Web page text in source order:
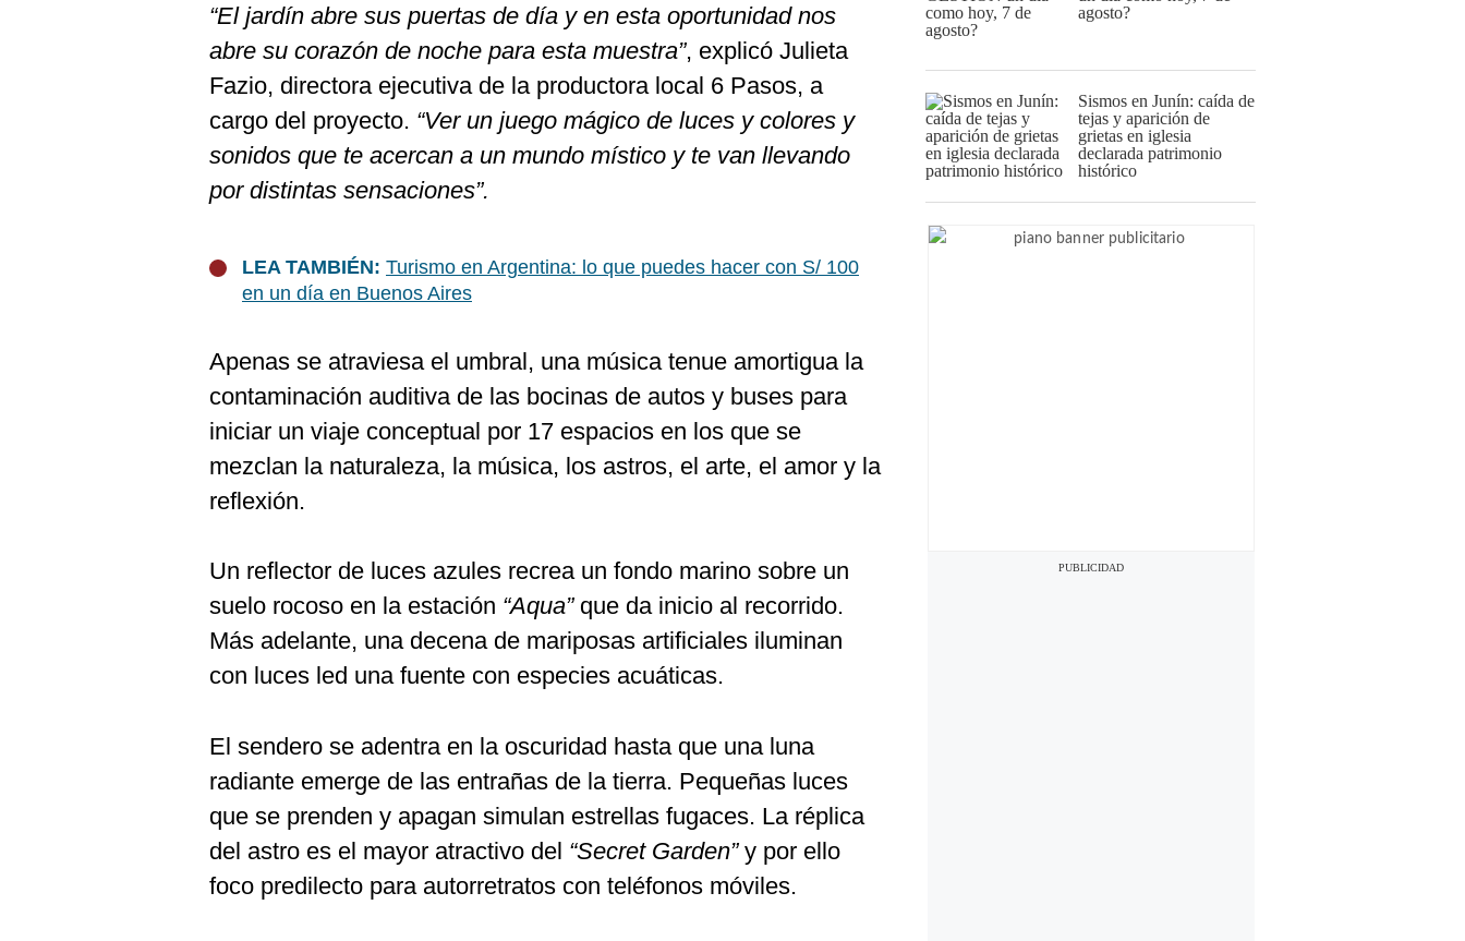
“El jardín abre sus puertas de día y en esta oportunidad nos
abre su corazón de noche para esta muestra”, explicó Julieta
Fazio, directora ejecutiva de la productora local 6 Pasos, a
cargo del proyecto. “Ver un juego mágico de luces y colores y
sonidos que te acercan a un mundo místico y te van llevando
por distintas sensaciones”.
LEA TAMBIÉN: Turismo en Argentina: lo que puedes hacer con S/ 100
en un día en Buenos Aires
Apenas se atraviesa el umbral, una música tenue amortigua la
contaminación auditiva de las bocinas de autos y buses para
iniciar un viaje conceptual por 17 espacios en los que se
mezclan la naturaleza, la música, los astros, el arte, el amor y la
reflexión.
Un reflector de luces azules recrea un fondo marino sobre un
suelo rocoso en la estación “Aqua”que da inicio al recorrido.
Más adelante, una decena de mariposas artificiales iluminan
con luces led una fuente con especies acuáticas.
El sendero se adentra en la oscuridad hasta que una luna
radiante emerge de las entrañas de la tierra. Pequeñas luces
que se prenden y apagan simulan estrellas fugaces. La réplica
del astro es el mayor atractivo del “Secret Garden”y por ello
foco predilecto para autorretratos con teléfonos móviles.
agosto?
Sismos en Junín: caída de
tejas y aparición de
grietas en iglesia
declarada patrimonio
histórico